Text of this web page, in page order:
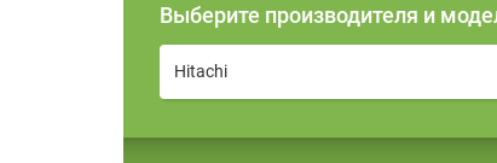
Выберите производителя и
Hitachi